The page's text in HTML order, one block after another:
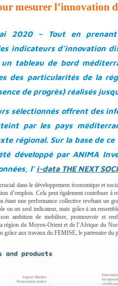
mesurer l’innovation
2020 – Tout en
indicateurs d’innovation
un tableau de bord
des particularités de la
de progrès) réalisés
sélectionnés offrent des
par les pays
régional. Sur la base de
développé par ANIMA
l’ i-data THE NEXT
dans le développement économique et
d’emplois. Cela peut également contribuer à
étant une performance collective revêtant un
ou un seul indicateur, mais grâce à un
ambition de mobiliser, promouvoir et
région du Moyen-Orient et de l’Afrique du
grâce aux travaux du FEMISE, le partenaire du